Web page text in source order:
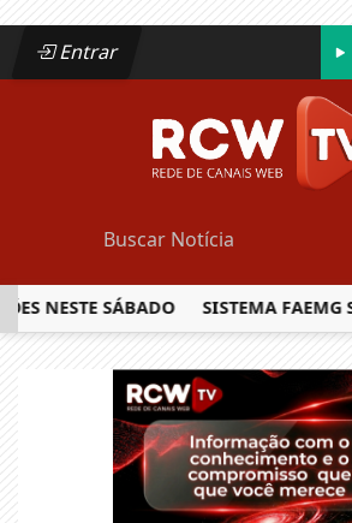
Entrar
SÁBADO SISTEMA FAEMG